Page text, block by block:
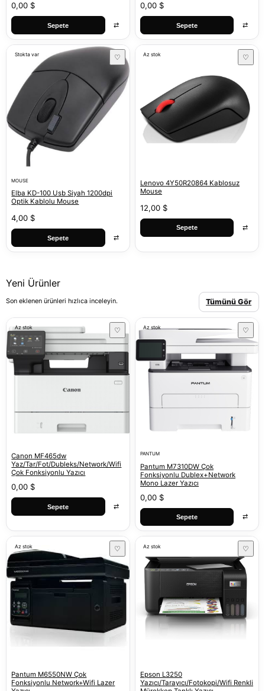
0,00 $
Sepete ⇄
0,00 $
Sepete ⇄
Stokta var ♡
MOUSE
Elba KD-100 Usb Siyah 1200dpi
Optik Kablolu Mouse
4,00 $
Sepete ⇄
Az stok ♡
Lenovo 4Y50R20864 Kablosuz
Mouse
12,00 $
Sepete ⇄
Yeni Ürünler
Son eklenen ürünleri hızlıca inceleyin. Tümünü Gör
Az stok ♡
Canon MF465dw
Yaz/Tar/Fot/Dubleks/Network/Wifi
Çok Fonksiyonlu Yazıcı
0,00 $
Sepete ⇄
Az stok ♡
PANTUM
Pantum M7310DW Çok
Fonksiyonlu Dublex+Network
Mono Lazer Yazıcı
0,00 $
Sepete ⇄
Az stok ♡
Pantum M6550NW Çok
Fonksiyonlu Network+Wifi Lazer
Az stok ♡
Epson L3250
Yazıcı/Tarayıcı/Fotokopi/Wifi Renkli